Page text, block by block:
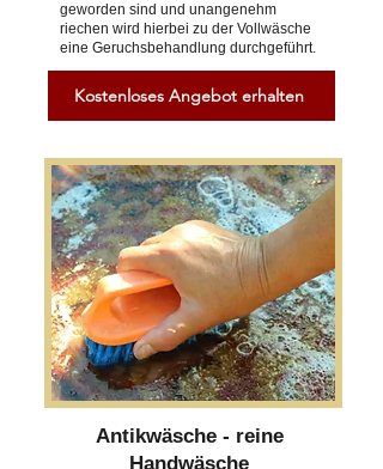
geworden sind und unangenehm
riechen wird hierbei zu der Vollwäsche
eine Geruchsbehandlung durchgeführt.
Kostenloses Angebot erhalten
Antikwäsche - reine
Handwäsche